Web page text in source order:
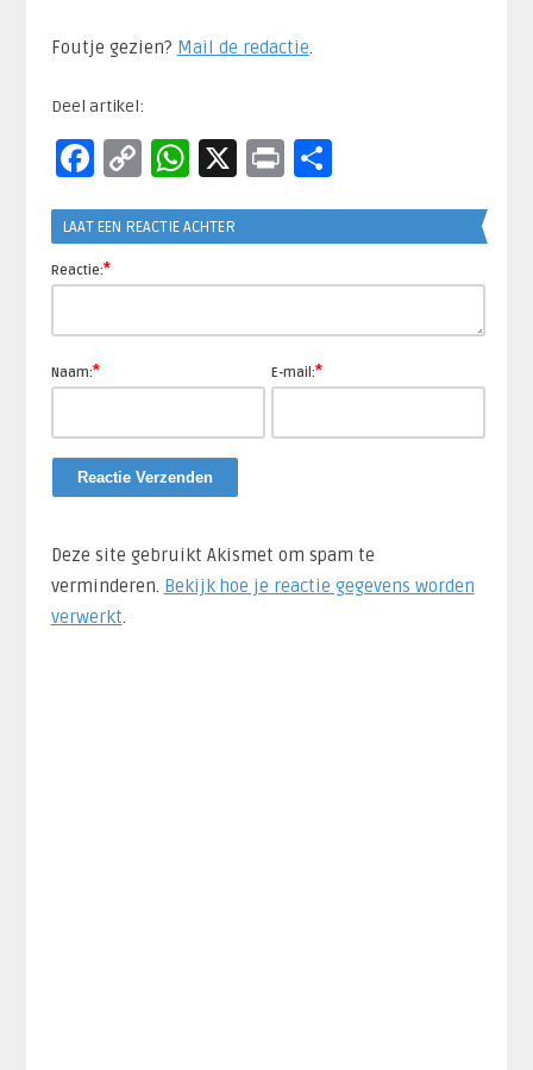
Foutje gezien? Mail de redactie.​
Deel artikel:
Facebook
CopyWhatsApp
X PrintDelen
LAAT EEN REACTIE ACHTER
Reactie:*
Naam:* E-mail:*
Deze site gebruikt Akismet om spam te
verminderen. Bekijk hoe je reactie gegevens worden
verwerkt.